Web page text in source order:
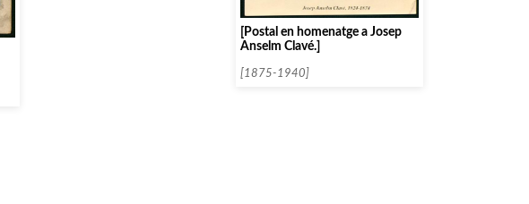
[Postal en homenatge a Josep
Anselm Clavé.]
[1875-1940]